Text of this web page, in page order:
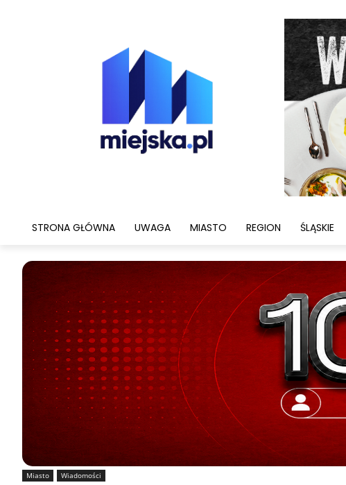
STRONA GŁÓWNA UWAGA MIASTO REGION ŚLĄSKIE
Miasto Wiadomości